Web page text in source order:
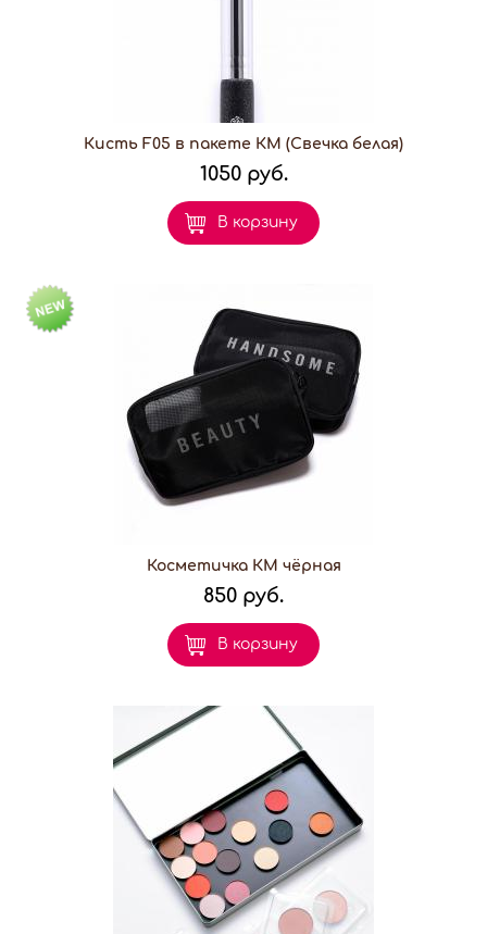
Кисть F05 в пакете КМ (Свечка белая)
1050 руб.
В корзину
Косметичка КМ чёрная
850 руб.
В корзину